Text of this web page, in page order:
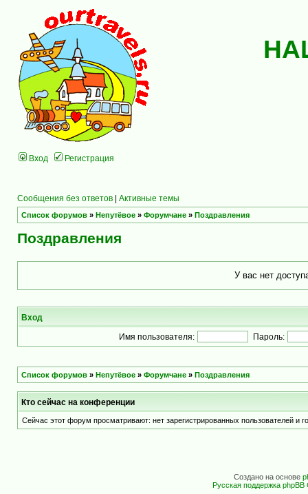
Вход Регистрация
Сообщения без ответов | Активные темы
Список форумов » Непутёвое » Форумчане » Поздравления
Поздравления
У вас нет
Вход
Имя пользователя: Пароль:
Список форумов » Непутёвое » Форумчане » Поздравления
Кто сейчас на конференции
Сейчас этот форум просматривают: нет зарегистрированных пользователей и
Создано на основе
Русская поддержка phpBB